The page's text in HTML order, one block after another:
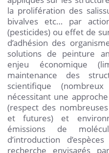
la prolifération des
bivalves etc… par
(pesticides) ou effet de
d’adhésion des
solutions de peinture
enjeu économique
maintenance des
scientifique
nécessitant une
(respect des
et futures) et
émissions de
d’introduction
recherche envisagés